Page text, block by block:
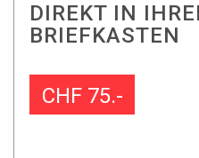
DIREKT IN
BRIEFKASTEN
CHF 75.-